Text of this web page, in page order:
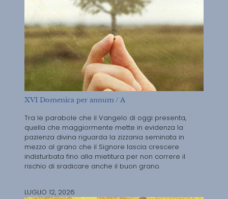
XVI Domenica per annum / A
Tra le parabole che il Vangelo di oggi presenta,
quella che maggiormente mette in evidenza la
pazienza divina riguarda la zizzania seminata in
mezzo al grano che il Signore lascia crescere
indisturbata fino alla mietitura per non correre il
rischio di sradicare anche il buon grano.
LUGLIO 12, 2026